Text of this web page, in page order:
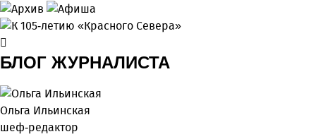
БЛОГ ЖУРНАЛИСТА
Ольга Ильинская
шеф-редактор